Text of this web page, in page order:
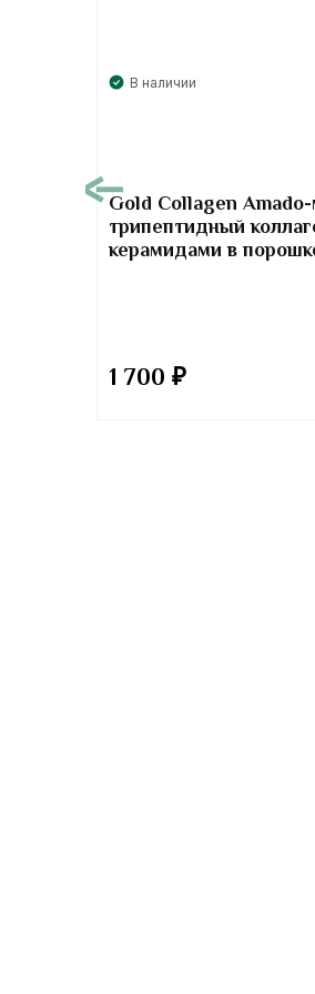
В наличии
Gold Collagen
трипептидный
керамидами в
1 700 ₽